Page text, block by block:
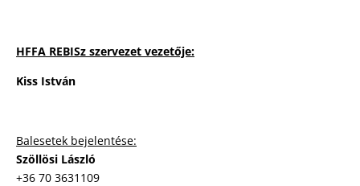
HFFA REBISz szervezet vezetője:
Kiss István
Balesetek bejelentése:
Szöllösi László
+36 70 3631109